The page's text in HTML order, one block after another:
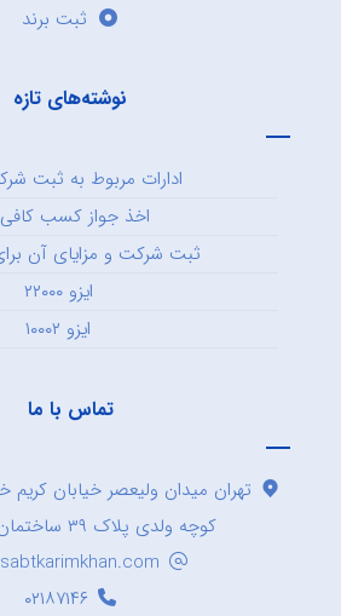
ثبت برند
نوشته‌های تازه
ادارات مربوط به ثبت
اخذ جواز کسب
ثبت شرکت و مزایای آن برای
ایزو ۲۲۰۰۰
ایزو ۱۰۰۰۲
تماس با ما
تهران میدان ولیعصر خیابان کریم
کوچه ولدی پلاک ۳۹ ساختمان کریم خان
۰۲۱۸۷۱۴۶